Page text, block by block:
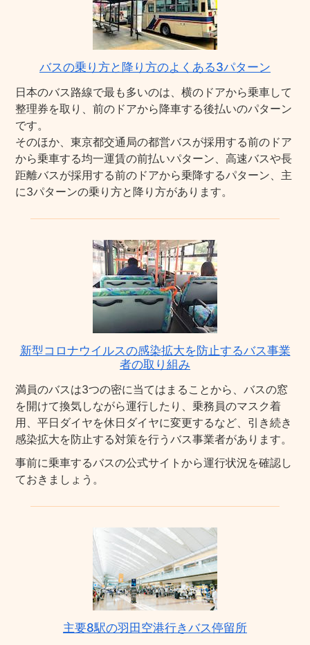
バスの乗り方と降り方のよくある3パターン
日本のバス路線で最も多いのは、横のドアから乗車して
整理券を取り、前のドアから降車する後払いのパターン
です。
そのほか、東京都交通局の都営バスが採用する前のドア
から乗車する均一運賃の前払いパターン、高速バスや長
距離バスが採用する前のドアから乗降するパターン、主
に3パターンの乗り方と降り方があります。
新型コロナウイルスの感染拡大を防止するバス事業
者の取り組み
満員のバスは3つの密に当てはまることから、バスの窓
を開けて換気しながら運行したり、乗務員のマスク着
用、平日ダイヤを休日ダイヤに変更するなど、引き続き
感染拡大を防止する対策を行うバス事業者があります。
事前に乗車するバスの公式サイトから運行状況を確認し
ておきましょう。
主要8駅の羽田空港行きバス停留所